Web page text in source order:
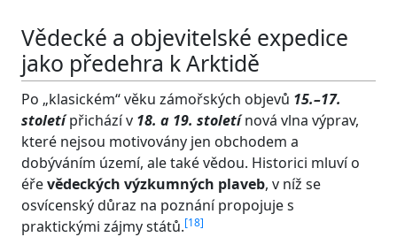
Vědecké a objevitelské expedice
jako předehra k Arktidě
Po „klasickém“ věku zámořských objevů 15.–17.
stoletípřichází v 18. a 19. stoletínová vlna výprav,
které nejsou motivovány jen obchodem a
dobýváním území, ale také vědou. Historici mluví o
éřevědeckých výzkumných plaveb, v níž se
osvícenský důraz na poznání propojuje s
praktickými zájmy států.[18]